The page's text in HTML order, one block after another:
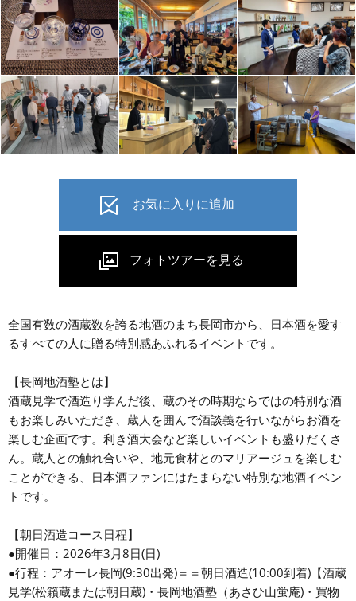
全国有数の酒蔵数を誇る地酒のまち長岡市から、日本酒を愛す
るすべての人に贈る特別感あふれるイベントです。
【長岡地酒塾とは】
酒蔵見学で酒造り学んだ後、蔵のその時期ならではの特別な酒
もお楽しみいただき、蔵人を囲んで酒談義を行いながらお酒を
楽しむ企画です。利き酒大会など楽しいイベントも盛りだくさ
ん。蔵人との触れ合いや、地元食材とのマリアージュを楽しむ
ことができる、日本酒ファンにはたまらない特別な地酒イベン
トです。
【朝日酒造コース日程】
●開催日：2026年3月8日(日)
●行程：アオーレ長岡(9:30出発)＝＝朝日酒造(10:00到着)【酒蔵
見学(松籟蔵または朝日蔵)・長岡地酒塾（あさひ山蛍庵)・買物